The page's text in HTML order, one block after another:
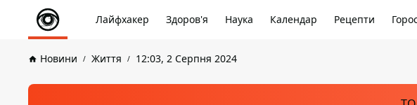
Лайфхакер Здоров'я Наука Календар Рецепти
Новини Життя 12:03, 2 Серпня 2024